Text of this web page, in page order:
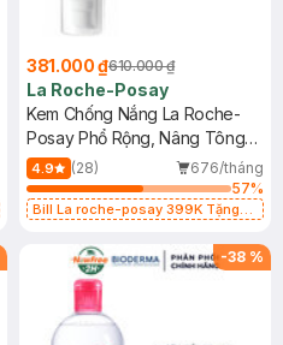
381.000 ₫610.000 ₫
La Roche-Posay
Kem Chống Nắng La Roche-
Posay Phổ Rộng, Nâng Tông
Kiềm Dầu 50ml
4.9 (28)
676/tháng
57%
Bill La roche-posay 399K Tặng
(SL có hạn)
-38 %